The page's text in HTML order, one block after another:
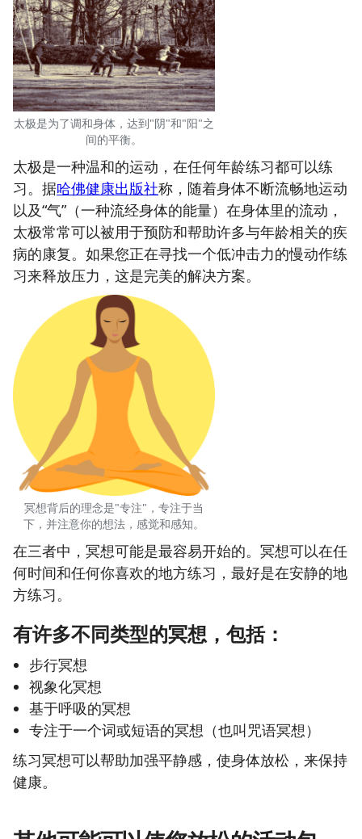
太极是为了调和身体，达到"阴"和"阳"之
间的平衡。
太极是一种温和的运动，在任何年龄练习都可以练
习。据哈佛健康出版社称，随着身体不断流畅地运动
以及“气”（一种流经身体的能量）在身体里的流动，
太极常常可以被用于预防和帮助许多与年龄相关的疾
病的康复。如果您正在寻找一个低冲击力的慢动作练
习来释放压力，这是完美的解决方案。
冥想背后的理念是"专注"，专注于当
下，并注意你的想法，感觉和感知。
在三者中，冥想可能是最容易开始的。冥想可以在任
何时间和任何你喜欢的地方练习，最好是在安静的地
方练习。
有许多不同类型的冥想，包括：
步行冥想
视象化冥想
基于呼吸的冥想
专注于一个词或短语的冥想（也叫咒语冥想）
练习冥想可以帮助加强平静感，使身体放松，来保持
健康。